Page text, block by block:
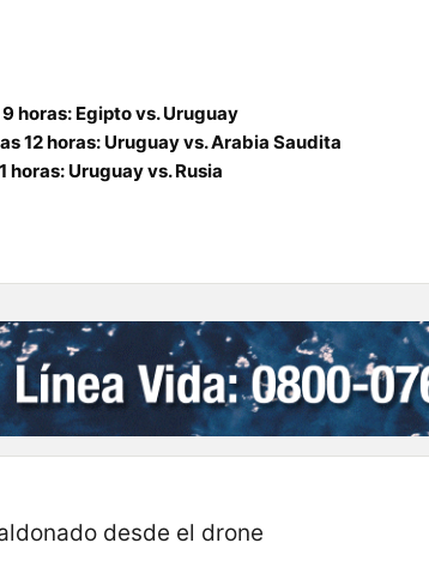
horas: Egipto vs. Uruguay
12 horas: Uruguay vs. Arabia Saudita
horas: Uruguay vs. Rusia
desde el drone